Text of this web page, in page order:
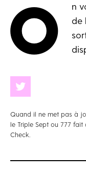
O
n
de
Quand il ne met pas à
le Triple Sept ou 777
Check.